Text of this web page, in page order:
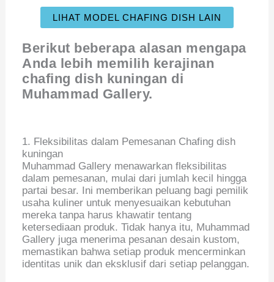
LIHAT MODEL CHAFING DISH LAIN
Berikut beberapa alasan mengapa
Anda lebih memilih kerajinan
chafing dish kuningan di
Muhammad Gallery.
1. Fleksibilitas dalam Pemesanan Chafing dish
kuningan
Muhammad Gallery menawarkan fleksibilitas
dalam pemesanan, mulai dari jumlah kecil hingga
partai besar. Ini memberikan peluang bagi pemilik
usaha kuliner untuk menyesuaikan kebutuhan
mereka tanpa harus khawatir tentang
ketersediaan produk. Tidak hanya itu, Muhammad
Gallery juga menerima pesanan desain kustom,
memastikan bahwa setiap produk mencerminkan
identitas unik dan eksklusif dari setiap pelanggan.